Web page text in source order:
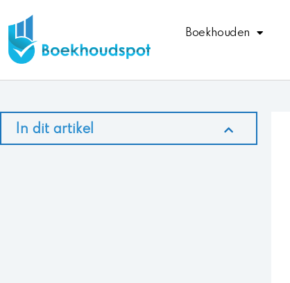
naar
de
inhoud
Boekhouden
In dit artikel